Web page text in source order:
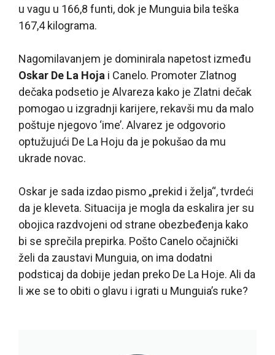
u vagu u 166,8 funti, dok je Munguia bila teška
167,4 kilograma.
Nagomilavanjem je dominirala napetost između
Oskar De La Hoja i Canelo. Promoter Zlatnog
dečaka podsetio je Alvareza kako je Zlatni dečak
pomogao u izgradnji karijere, rekavši mu da malo
poštuje njegovo ‘ime’. Alvarez je odgovorio
optužujući De La Hoju da je pokušao da mu
ukrade novac.
Oskar je sada izdao pismo „prekid i želja“, tvrdeći
da je kleveta. Situacija je mogla da eskalira jer su
obojica razdvojeni od strane obezbeđenja kako
bi se sprečila prepirka. Pošto Canelo očajnički
želi da zaustavi Munguia, on ima dodatni
podsticaj da dobije jedan preko De La Hoje. Ali da
li жe se to obiti o glavu i igrati u Munguia’s ruke?